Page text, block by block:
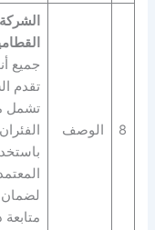
8 الوصف
جميع
تقدم
تشمل